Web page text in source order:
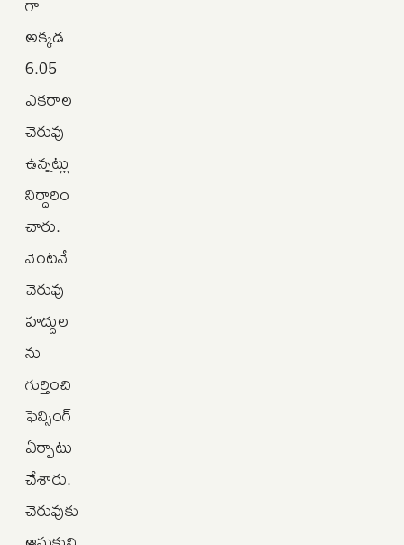
అక్కడ
6.05
ఎకరాల
చెరువు
ఉన్నట్లు
నిర్ధారిం
చారు.
వెంటనే
చెరువు
హద్దుల
ను
గుర్తించి
ఫెన్సింగ్‌
ఏర్పాటు
చేశారు.
చెరువుకు